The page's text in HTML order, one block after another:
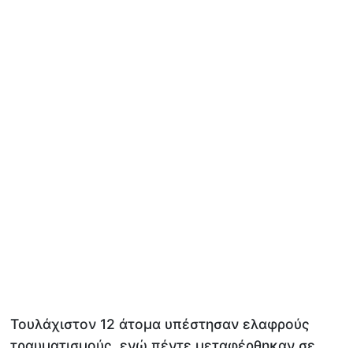
Τουλάχιστον 12 άτομα υπέστησαν ελαφρούς